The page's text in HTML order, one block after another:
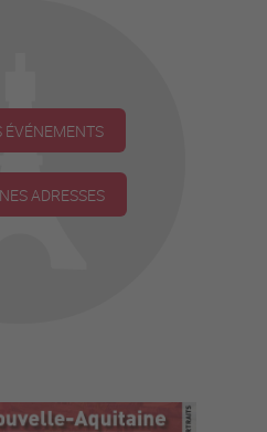
ÉVÉNEMENTS
ADRESSES